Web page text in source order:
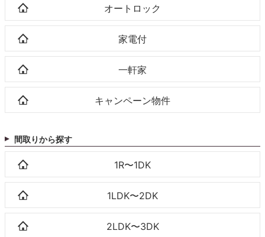
オートロック
家電付
一軒家
キャンペーン物件
間取りから探す
1R〜1DK
1LDK〜2DK
2LDK〜3DK